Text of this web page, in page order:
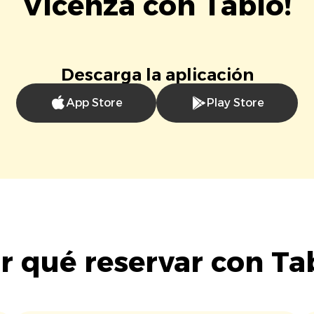
Descarga la aplicación
App Store Play Store
qué reservar con